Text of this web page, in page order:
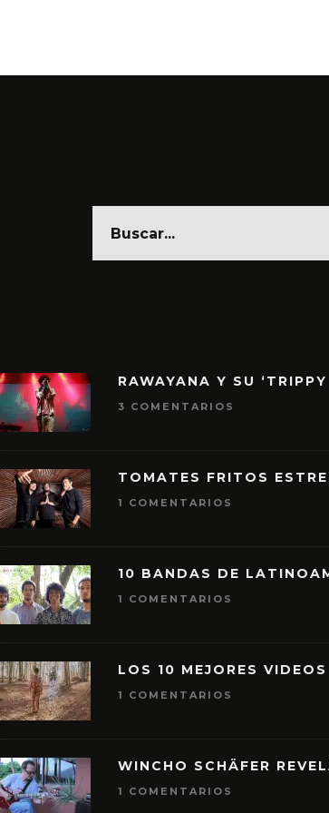
RAWAYANA Y SU
3 COMENTARIOS
TOMATES FRITOS
1 COMENTARIOS
10 BANDAS DE
1 COMENTARIOS
LOS 10 MEJORES
1 COMENTARIOS
WINCHO SCHÄFER
1 COMENTARIOS